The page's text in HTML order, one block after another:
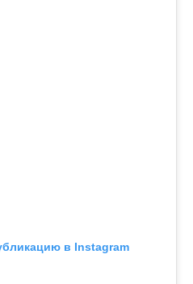
в Instagram